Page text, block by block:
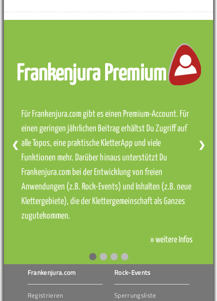
Frankenjura Premium
Für Frankenjura.com gibt es einen Premium-Account. Für
einen geringen jährlichen Beitrag erhältst Du Zugriff auf
alle Topos, eine praktische KletterApp und viele
Funktionen mehr. Darüber hinaus unterstützt Du
Frankenjura.com bei der Entwicklung von freien
Anwendungen (z.B. Rock-Events) und Inhalten (z.B. neue
Klettergebiete), die der Klettergemeinschaft als Ganzes
zugutekommen.
» weitere Infos
❮ ❯
Frankenjura.com
Registrieren
Rock-Events
Sperrungsliste